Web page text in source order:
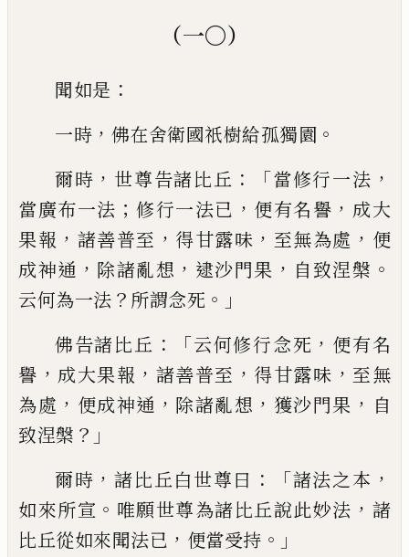
（一〇）
聞如是 ：
一時 ， 佛在舍衛國祇樹給孤獨園 。
爾時 ， 世尊告諸比丘 ：「當修行一法 ，
當廣布一法 ； 修行一法已 ， 便有名譽 ， 成大
果報 ， 諸善普至 ， 得甘露味 ， 至無為處 ， 便
成神通 ， 除諸亂想 ， 逮沙門果 ， 自致涅槃 。
云何為一法 ？ 所謂念死 。」
佛告諸比丘 ：「云何修行念死 ， 便有名
譽 ， 成大果報 ， 諸善普至 ， 得甘露味 ， 至無
為處 ， 便成神通 ， 除諸亂想 ， 獲沙門果 ， 自
致涅槃 ？」
爾時 ，諸比丘白世尊曰 ：「諸法之本 ，
如來所宣 。 唯願世尊為諸比丘說此妙法 ， 諸
比丘從如來聞法已 ， 便當受持 。」